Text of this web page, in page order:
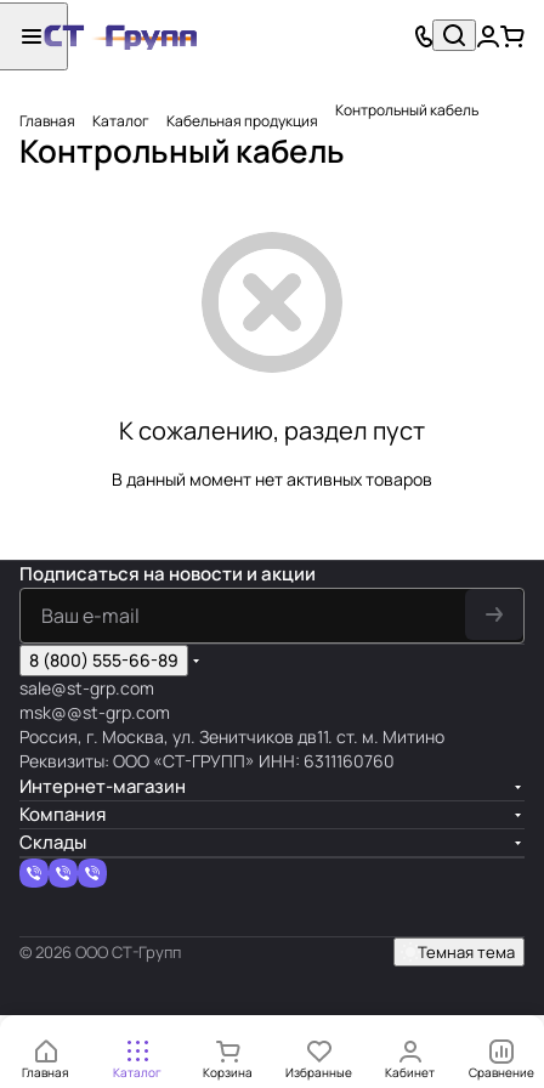
Главная Каталог Кабельная продукция Контрольный кабель
Контрольный кабель
К сожалению, раздел пуст
В данный момент нет активных товаров
Главная Каталог Корзина Избранные Кабинет Сравнение
Подписаться на новости и акции
8 (800) 555-66-89
sale@st-grp.com
msk@@st-grp.com
Россия, г. Москва, ул. Зенитчиков дв11. ст. м. Митино
Реквизиты: ООО «СТ-ГРУПП» ИНН: 6311160760
Интернет-магазин
Компания
Склады
© 2026 ООО СТ-Групп Темная тема